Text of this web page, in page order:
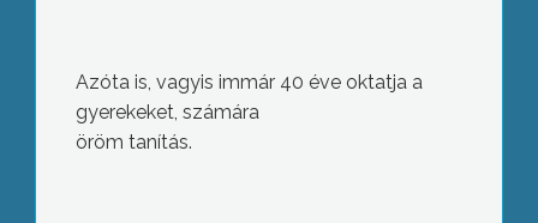
Azóta is, vagyis immár 40 éve oktatja a
gyerekeket, számára
öröm tanítás.